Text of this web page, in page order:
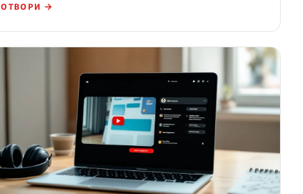
ОТВОРИ →